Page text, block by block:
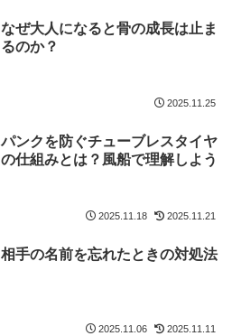
なぜ大人になると骨の成長は止ま
るのか？
2025.11.25
パンクを防ぐチューブレスタイヤ
の仕組みとは？風船で理解しよう
2025.11.18 2025.11.21
相手の名前を忘れたときの対処法
2025.11.06 2025.11.11